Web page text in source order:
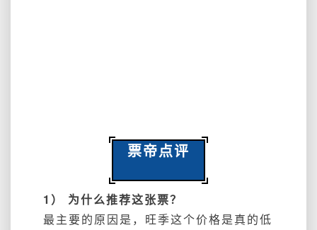
票帝点评
1） 为什么推荐这张票？
最主要的原因是，旺季这个价格是真的低